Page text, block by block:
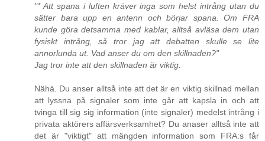
"* Att spana i luften kräver inga som helst intrång utan du
sätter bara upp en antenn och börjar spana. Om FRA
kunde göra detsamma med kablar, alltså avläsa dem utan
fysiskt intrång, så tror jag att debatten skulle se lite
annorlunda ut. Vad anser du om den skillnaden?"
Jag tror inte att den skillnaden är viktig.
Nähä. Du anser alltså inte att det är en viktig skillnad mellan
att lyssna på signaler som inte går att kapsla in och att
tvinga till sig sig information (inte signaler) medelst intrång i
privata aktörers affärsverksamhet? Du anaser alltså inte att
det är "viktigt" att mängden information som FRA:s får